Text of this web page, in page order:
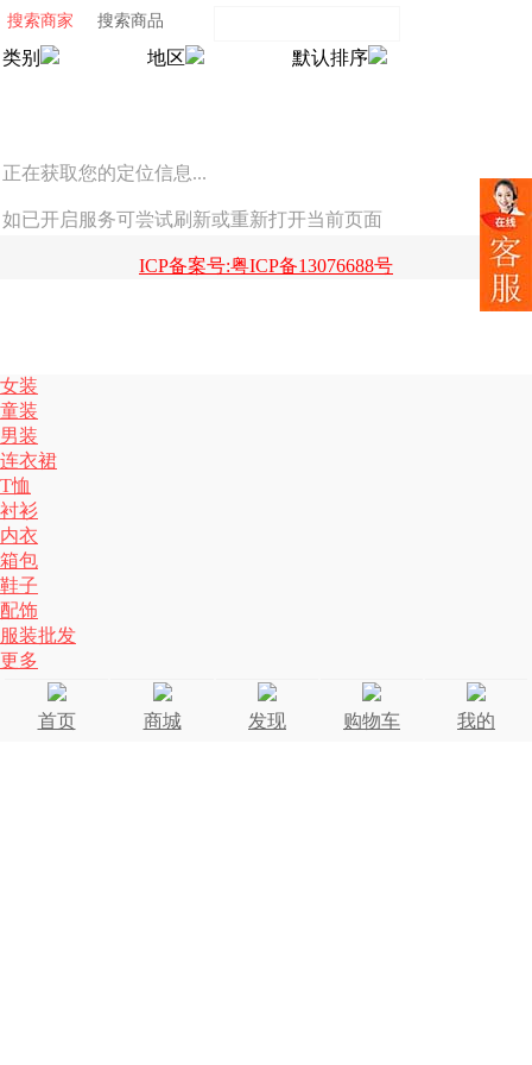
搜索商家 搜索商品
类别 地区 默认排序
正在获取您的定位信息...
如已开启服务可尝试刷新或重新打开当前页面
ICP备案号:粤ICP备13076688号
女装
童装
男装
连衣裙
T恤
衬衫
内衣
箱包
鞋子
配饰
服装批发
更多
首页 商城 发现 购物车 我的